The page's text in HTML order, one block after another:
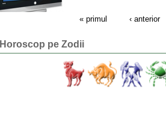
« primul ‹ anterior
Horoscop pe Zodii